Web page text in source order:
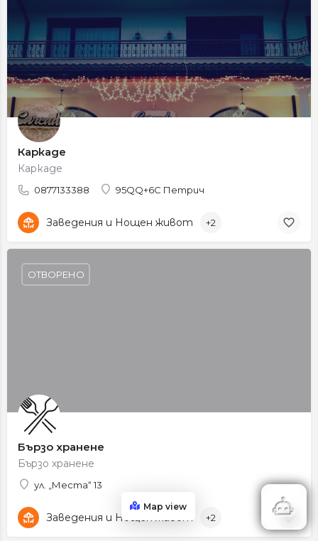
Каркаде
Каркаде
0877133388 95QQ+6C Петрич
Заведения и Нощен живот +2
Бързо хранене
Бързо хранене
ул. „Места“ 13
ОТВОРЕНО
Заведения и Нощен живот +2
Map view